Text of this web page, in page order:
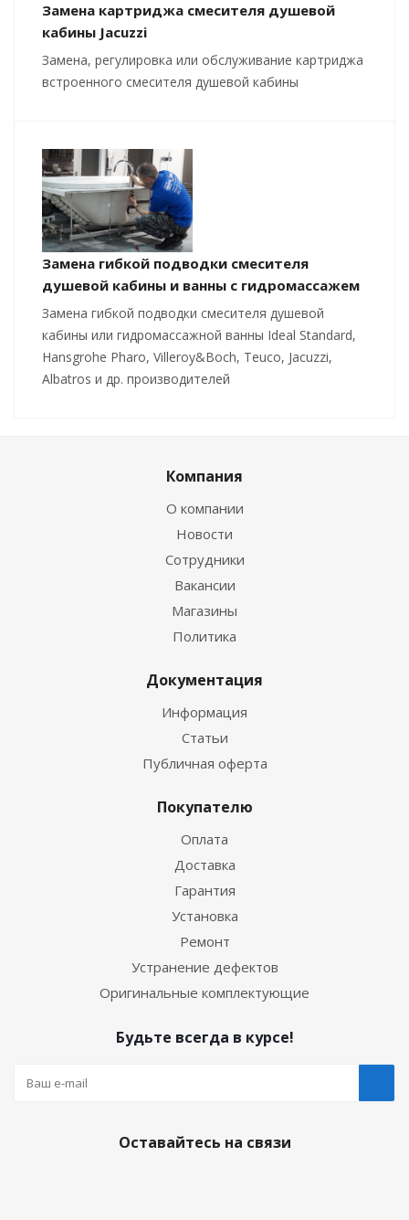
Замена картриджа смесителя душевой
кабины Jacuzzi
Замена, регулировка или обслуживание картриджа
встроенного смесителя душевой кабины
Замена гибкой подводки смесителя
душевой кабины и ванны с гидромассажем
Замена гибкой подводки смесителя душевой
кабины или гидромассажной ванны Ideal Standard,
Hansgrohe Pharo, Villeroy&Boch, Teuco, Jacuzzi,
Albatros и др. производителей
Компания
О компании
Новости
Сотрудники
Вакансии
Магазины
Политика
Документация
Информация
Статьи
Публичная оферта
Покупателю
Оплата
Доставка
Гарантия
Установка
Ремонт
Устранение дефектов
Оригинальные комплектующие
Будьте всегда в курсе!
Оставайтесь на связи